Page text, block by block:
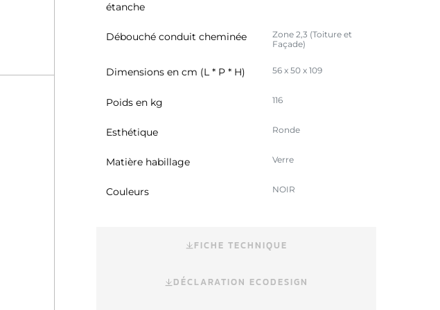
étanche
Débouché conduit cheminée
Zone 2,3 (Toiture et
Façade)
Dimensions en cm (L * P * H) 56 x 50 x 109
Poids en kg 116
Esthétique Ronde
Matière habillage Verre
Couleurs NOIR
FICHE TECHNIQUE
DÉCLARATION ECODESIGN